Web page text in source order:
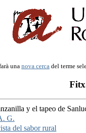
una nova cerca del terme
y el tapeo de
G.
del sabor rural